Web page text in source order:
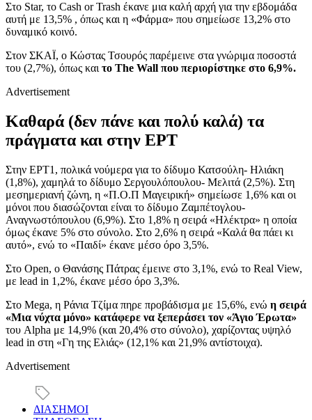
Στο Star, το Cash or Trash έκανε μια καλή αρχή για την εβδομάδα
αυτή με 13,5% , όπως και η «Φάρμα» που σημείωσε 13,2% στο
δυναμικό κοινό.
Στον ΣΚΑΪ, ο Κώστας Τσουρός παρέμεινε στα γνώριμα ποσοστά
του (2,7%), όπως και το The Wall που περιορίστηκε στο 6,9%.
Advertisement
Καθαρά (δεν πάνε και πολύ καλά) τα
πράγματα και στην ΕΡΤ
Στην ΕΡΤ1, πολικά νούμερα για το δίδυμο Κατσούλη- Ηλιάκη
(1,8%), χαμηλά το δίδυμο Σεργουλόπουλου- Μελιτά (2,5%). Στη
μεσημεριανή ζώνη, η «Π.Ο.Π Μαγειρική» σημείωσε 1,6% και οι
μόνοι που διασώζονται είναι το δίδυμο Ζαμπέτογλου-
Αναγνωστόπουλου (6,9%). Στο 1,8% η σειρά «Ηλέκτρα» η οποία
όμως έκανε 5% στο σύνολο. Στο 2,6% η σειρά «Καλά θα πάει κι
αυτό», ενώ το «Παιδί» έκανε μέσο όρο 3,5%.
Στο Open, o Θανάσης Πάτρας έμεινε στο 3,1%, ενώ το Real View,
με lead in 1,2%, έκανε μέσο όρο 3,3%.
Στο Mega, η Ράνια Τζίμα πηρε προβάδισμα με 15,6%, ενώ η σειρά
«Μια νύχτα μόνο» κατάφερε να ξεπεράσει τον «Άγιο Έρωτα»
του Alpha με 14,9% (και 20,4% στο σύνολο), χαρίζοντας υψηλό
lead in στη «Γη της Ελιάς» (12,1% και 21,9% αντίστοιχα).
Advertisement
ΔΙΑΣΗΜΟΙ